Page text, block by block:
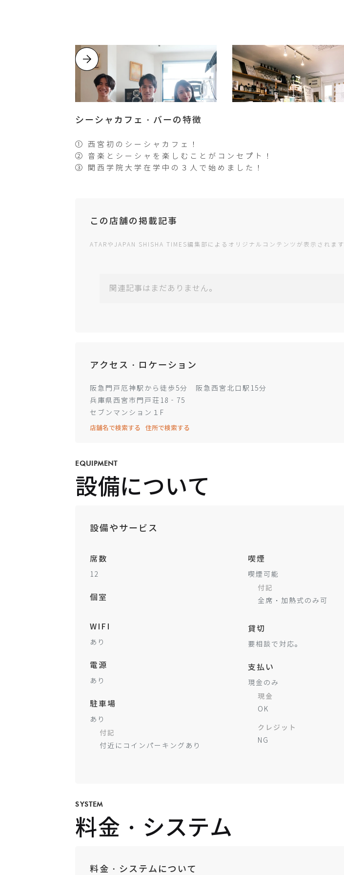
シーシャカフェ・バーの特徴
① 西宮初のシーシャカフェ！
② 音楽とシーシャを楽しむことがコンセプト！
③ 関西学院大学在学中の３人で始めました！
この店舗の掲載記事
ATARやJAPAN SHISHA TIMES編集部によるオリジナルコンテンツが表示されます
関連記事はまだありません。
アクセス・ロケーション
阪急門戸厄神駅から徒歩5分 阪急西宮北口駅15分
兵庫県西宮市門戸荘18‐75
セブンマンション１F
店舗名で検索する
住所で検索する
EQUIPMENT
設備について
設備やサービス
席数
12
個室
WIFI
あり
電源
あり
駐車場
あり
付記
付近にコインパーキングあり
喫煙
喫煙可能
付記
全席・加熱式のみ可
貸切
要相談で対応。
支払い
現金のみ
現金
OK
クレジット
NG
SYSTEM
料金・システム
料金・システムについて